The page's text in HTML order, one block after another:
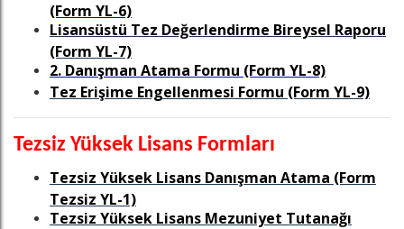
(Form YL-6)
Lisansüstü Tez Değerlendirme Bireysel Raporu
(Form YL-7)
2. Danışman Atama Formu (Form YL-8)
Tez Erişime Engellenmesi Formu (Form YL-9)
Tezsiz Yüksek Lisans Formları
Tezsiz Yüksek Lisans Danışman Atama (Form
Tezsiz YL-1)
Tezsiz Yüksek Lisans Mezuniyet Tutanağı